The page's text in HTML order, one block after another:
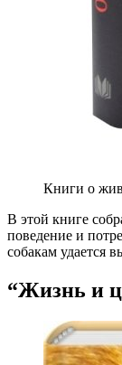
Книги о
В этой книге
поведение и
собакам удается
“Жизнь и